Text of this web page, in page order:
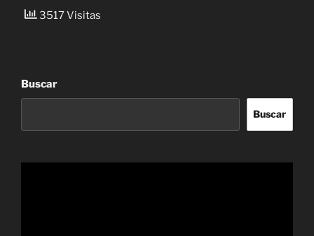
3517 Visitas
Buscar
Buscar